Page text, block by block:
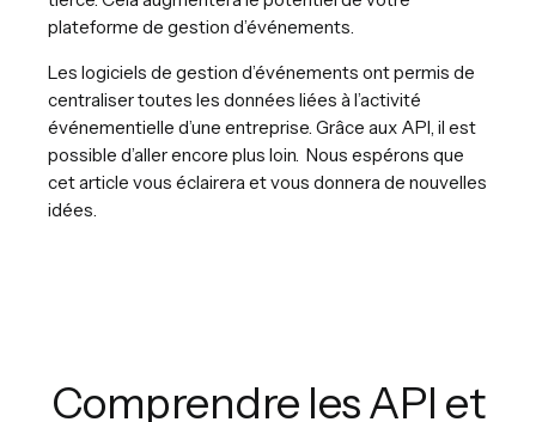
plateforme de gestion d’événements.
Les logiciels de gestion d’événements ont permis de
centraliser toutes les données liées à l’activité
événementielle d’une entreprise. Grâce aux API, il est
possible d’aller encore plus loin. Nous espérons que
cet article vous éclairera et vous donnera de nouvelles
idées.
Comprendre les API et